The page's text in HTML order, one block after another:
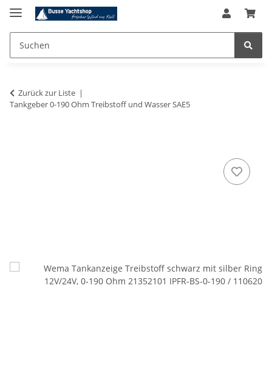
Zurück zur Liste
Tankgeber 0-190 Ohm Treibstoff und Wasser SAE5